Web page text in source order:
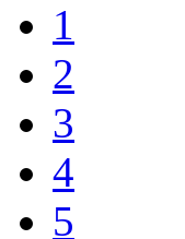
1
2
3
4
5